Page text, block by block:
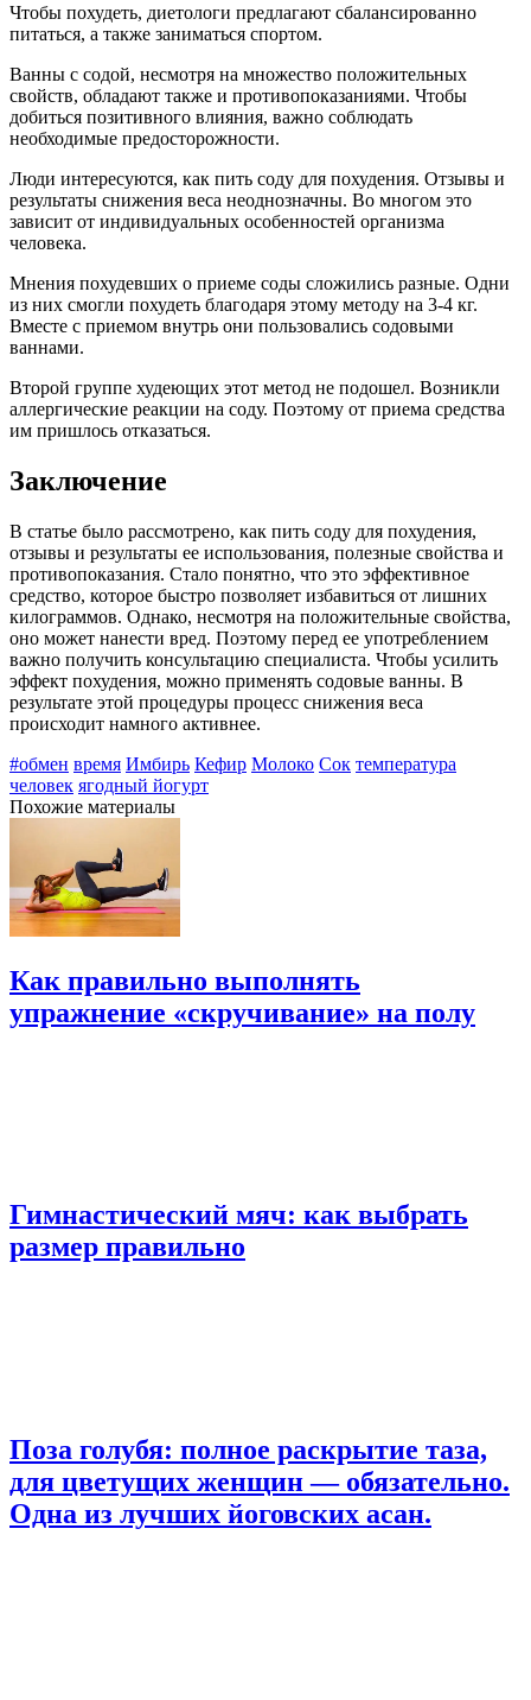
Чтобы похудеть, диетологи предлагают сбалансированно
питаться, а также заниматься спортом.
Ванны с содой, несмотря на множество положительных
свойств, обладают также и противопоказаниями. Чтобы
добиться позитивного влияния, важно соблюдать
необходимые предосторожности.
Люди интересуются, как пить соду для похудения. Отзывы и
результаты снижения веса неоднозначны. Во многом это
зависит от индивидуальных особенностей организма
человека.
Мнения похудевших о приеме соды сложились разные. Одни
из них смогли похудеть благодаря этому методу на 3-4 кг.
Вместе с приемом внутрь они пользовались содовыми
ваннами.
Второй группе худеющих этот метод не подошел. Возникли
аллергические реакции на соду. Поэтому от приема средства
им пришлось отказаться.
Заключение
В статье было рассмотрено, как пить соду для похудения,
отзывы и результаты ее использования, полезные свойства и
противопоказания. Стало понятно, что это эффективное
средство, которое быстро позволяет избавиться от лишних
килограммов. Однако, несмотря на положительные свойства,
оно может нанести вред. Поэтому перед ее употреблением
важно получить консультацию специалиста. Чтобы усилить
эффект похудения, можно применять содовые ванны. В
результате этой процедуры процесс снижения веса
происходит намного активнее.
#обмен время Имбирь Кефир Молоко Сок температура
человек ягодный йогурт
Похожие материалы
Как правильно выполнять
упражнение «скручивание» на полу
Гимнастический мяч: как выбрать
размер правильно
Поза голубя: полное раскрытие таза,
для цветущих женщин — обязательно.
Одна из лучших йоговских асан.